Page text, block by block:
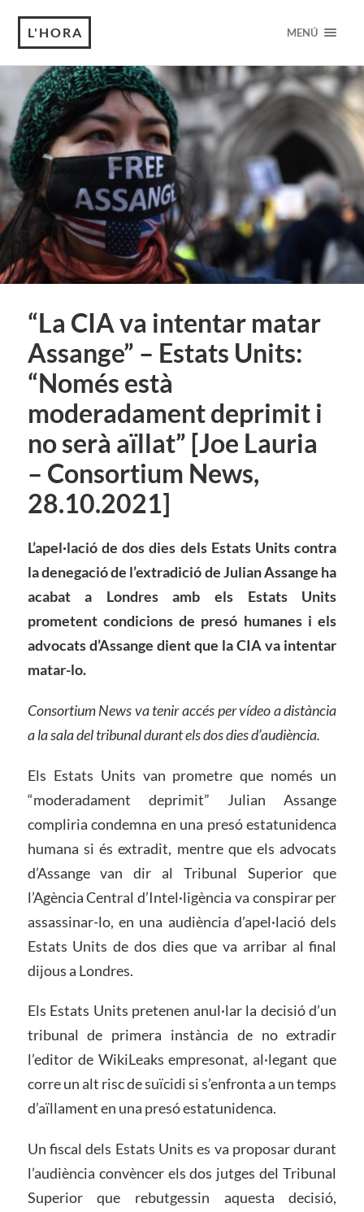
L'HORA MENÚ
“La CIA va intentar matar
Assange” – Estats Units:
“Només està
moderadament deprimit i
no serà aïllat” [Joe Lauria
– Consortium News,
28.10.2021]
L’apel·lació de dos dies dels Estats Units contra
la denegació de l’extradició de Julian Assange ha
acabat a Londres amb els Estats Units
prometent condicions de presó humanes i els
advocats d’Assange dient que la CIA va intentar
matar-lo.
Consortium News va tenir accés per vídeo a distància
a la sala del tribunal durant els dos dies d’audiència.
Els Estats Units van prometre que només un
“moderadament deprimit” Julian Assange
compliria condemna en una presó estatunidenca
humana si és extradit, mentre que els advocats
d’Assange van dir al Tribunal Superior que
l’Agència Central d’Intel·ligència va conspirar per
assassinar-lo, en una audiència d’apel·lació dels
Estats Units de dos dies que va arribar al final
dijous a Londres.
Els Estats Units pretenen anul·lar la decisió d’un
tribunal de primera instància de no extradir
l’editor de WikiLeaks empresonat, al·legant que
corre un alt risc de suïcidi si s’enfronta a un temps
d’aïllament en una presó estatunidenca.
Un fiscal dels Estats Units es va proposar durant
l’audiència convèncer els dos jutges del Tribunal
Superior que rebutgessin aquesta decisió,